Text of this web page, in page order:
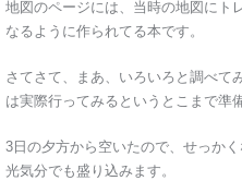
地図のページには、当時の地図にト
なるように作られてる本です。
さてさて、まあ、いろいろと調べて
は実際行ってみるというとこまで準
3日の夕方から空いたので、せっか
光気分でも盛り込みます。